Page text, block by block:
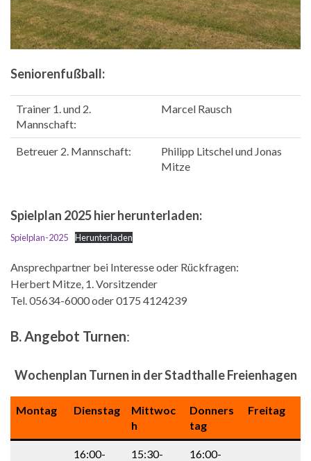
Seniorenfußball:
Trainer 1. und 2.
Mannschaft:
Marcel Rausch
Betreuer 2. Mannschaft:
Philipp Litschel und Jonas
Mitze
Spielplan 2025 hier herunterladen:
Spielplan-2025 Herunterladen
Ansprechpartner bei Interesse oder Rückfragen:
Herbert Mitze, 1. Vorsitzender
Tel. 05634-6000 oder 0175 4124239
B. Angebot Turnen:
Wochenplan Turnen in der Stadthalle Freienhagen
Montag Dienstag
Mittwoc
h
Donners
tag
Freitag
16:00-
15:30-
16:00-